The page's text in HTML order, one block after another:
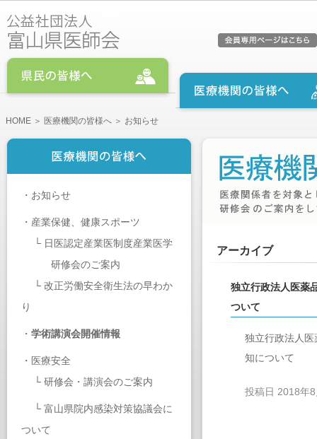
HOME ＞ 医療機関の皆様へ ＞ お知らせ
・ お知らせ
・ 産業保健、健康スポーツ
└ 日医認定産業医制度産業医学
研修会のご案内
└ 改正労働安全衛生法の早わか
り
・ 学術講演会開催情報
・ 医療安全
└ 研修会・講演会のご案内
└ 富山県院内感染対策協議会に
ついて
アーカイブ
独立行政法人医薬
ついて
独立行政法人
知について
投稿日 2018年